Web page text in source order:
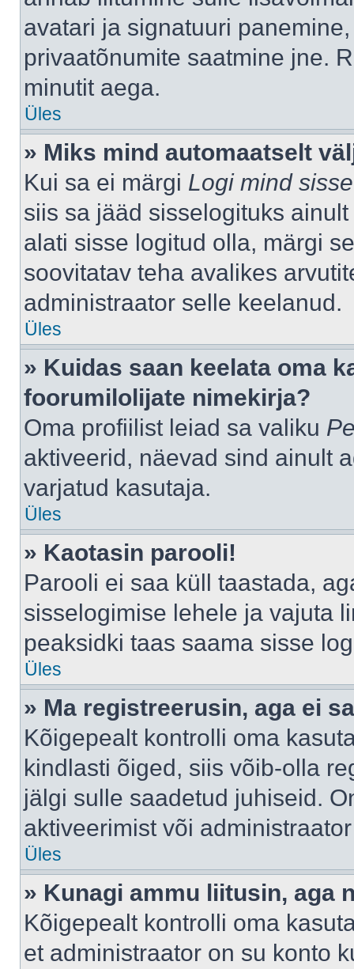
avatari ja signatuuri
privaatõnumite saatmine jne.
minutit aega.
Üles
» Miks mind automaatselt
Kui sa ei märgi Logi mind
siis sa jääd sisselogituks
alati sisse logitud olla, märgi
soovitatav teha avalikes
administraator selle keelanud.
Üles
» Kuidas saan keelata oma
foorumilolijate nimekirja?
Oma profiilist leiad sa valiku
aktiveerid, näevad sind ainult
varjatud kasutaja.
Üles
» Kaotasin parooli!
Parooli ei saa küll taastada,
sisselogimise lehele ja vajuta
peaksidki taas saama sisse
Üles
» Ma registreerusin, aga ei
Kõigepealt kontrolli oma
kindlasti õiged, siis võib-olla
jälgi sulle saadetud juhiseid.
aktiveerimist või
Üles
» Kunagi ammu liitusin, aga
Kõigepealt kontrolli oma
et administraator on su konto